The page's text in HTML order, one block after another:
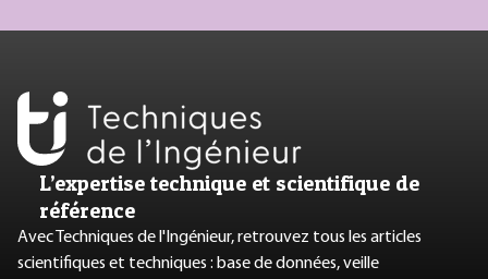
L’expertise technique et scientifique de
référence
Avec Techniques de l'Ingénieur, retrouvez tous les articles
scientifiques et techniques : base de données, veille